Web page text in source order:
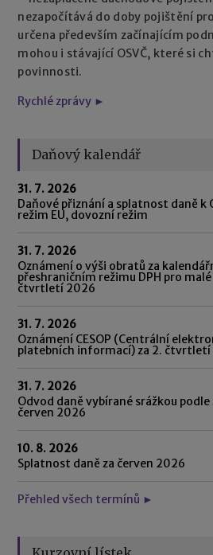
nezapočítává do doby pojištění
určena především začínajícím
mohou i stávající OSVČ, které si
povinnosti.
Rychlé zprávy ►
Daňový kalendář
31. 7. 2026
Daňové přiznání a splatnost daně k
režim EU, dovozní režim
31. 7. 2026
Oznámení o výši obratů za
přeshraničním režimu DPH pro
čtvrtletí 2026
31. 7. 2026
Oznámení CESOP (Centrální
platebních informací) za 2. čtvrtletí
31. 7. 2026
Odvod daně vybírané srážkou
červen 2026
10. 8. 2026
Splatnost daně za červen 2026
Přehled všech termínů ►